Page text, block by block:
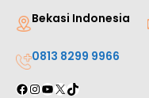
Lewati
konten
Bekasi Indonesia
0813 8299 9966
Facebook
Instagram
YouTube
X TikTok